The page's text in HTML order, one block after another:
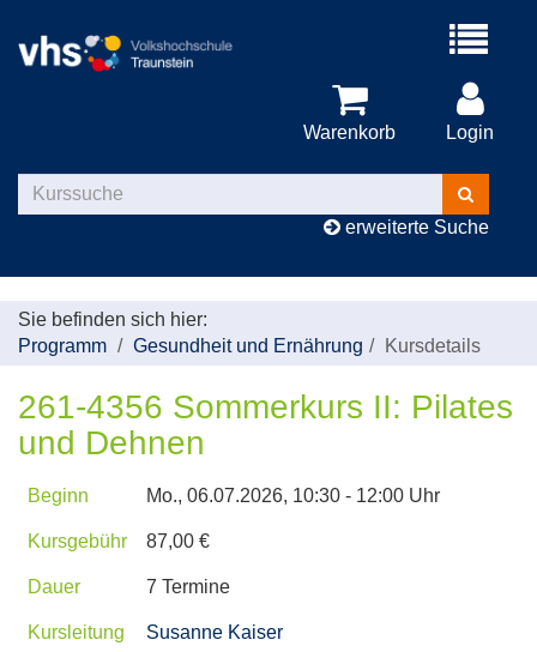
Menü
Warenkorb Login
Kurse
suchen
erweiterte Suche
Sie befinden sich hier:
Programm
Gesundheit und Ernährung Kursdetails
261-4356 Sommerkurs II: Pilates
und Dehnen
Beginn Mo., 06.07.2026, 10:30 - 12:00 Uhr
Kursgebühr 87,00 €
Dauer 7 Termine
Kursleitung Susanne Kaiser